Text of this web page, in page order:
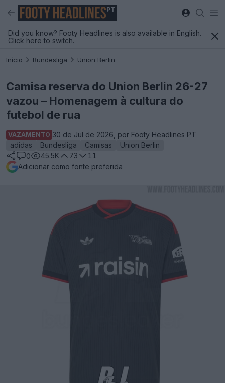
PT
Did you know? Footy Headlines is also available in English.
Click here to switch.
Início Bundesliga Union Berlin
Camisa reserva do Union Berlin 26-27
vazou – Homenagem à cultura do
futebol de rua
VAZAMENTO 30 de Jul de 2026, por Footy Headlines PT
adidas
Bundesliga Camisas
Union Berlin
0
45.5K 73
11
Adicionar como fonte preferida